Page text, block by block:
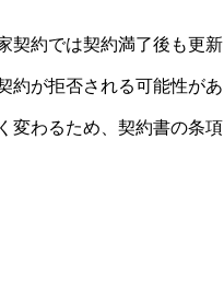
契約では契約満了後も更新
約が拒否される可能性があ
変わるため、契約書の条項